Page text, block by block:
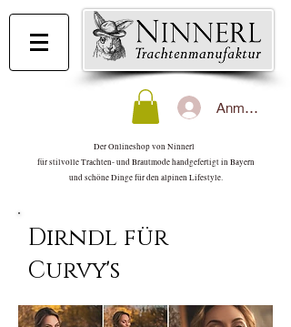
Anmelden
Der Onlineshop von Ninnerl
für stilvolle Trachten- und Brautmode handgefertigt in Bayern
und schöne Dinge für den alpinen Lifestyle.
Dirndl für
Curvy's